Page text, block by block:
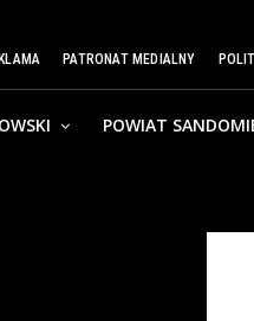
PATRONAT MEDIALNY
POWIAT